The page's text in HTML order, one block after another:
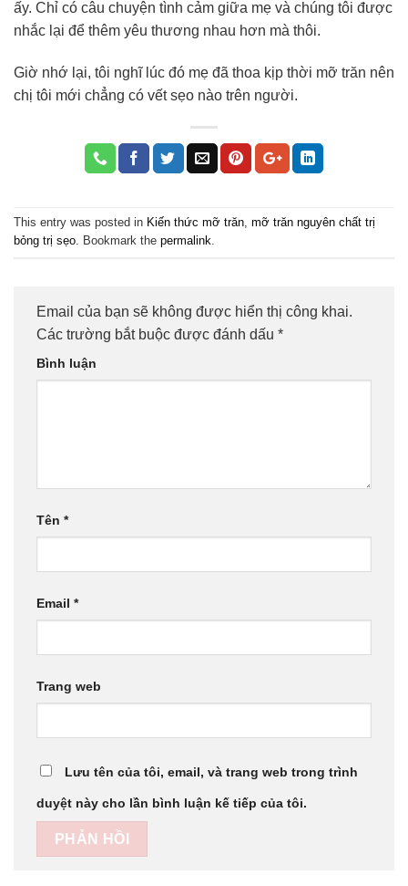
ấy. Chỉ có câu chuyện tình cảm giữa mẹ và chúng tôi được
nhắc lại để thêm yêu thương nhau hơn mà thôi.
Giờ nhớ lại, tôi nghĩ lúc đó mẹ đã thoa kịp thời mỡ trăn nên
chị tôi mới chẳng có vết sẹo nào trên người.
This entry was posted in Kiến thức mỡ trăn, mỡ trăn nguyên chất trị
bỏng trị sẹo. Bookmark the permalink.
Email của bạn sẽ không được hiển thị công khai.
Các trường bắt buộc được đánh dấu *
Bình luận
Tên *
Email *
Trang web
Lưu tên của tôi, email, và trang web trong trình
duyệt này cho lần bình luận kế tiếp của tôi.